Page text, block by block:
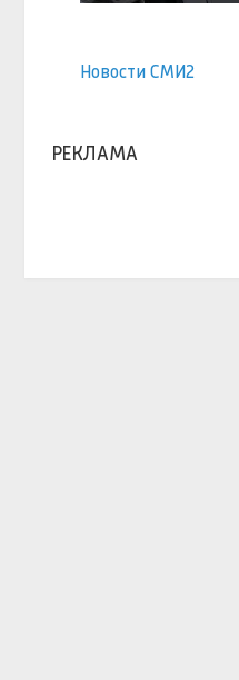
Новости СМИ2
РЕКЛАМА